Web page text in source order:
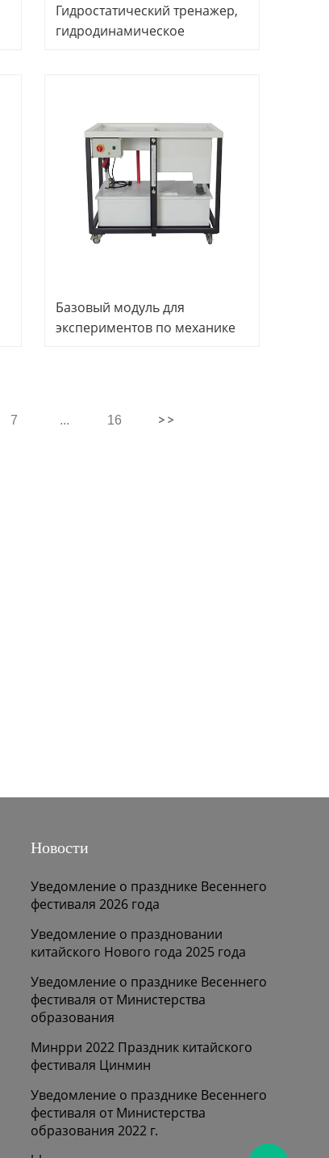
Гидростатический тренажер,
гидродинамическое
обучения
Базовый модуль для
экспериментов по механике
для профессионального
7 ... 16
Новости
Уведомление о празднике Весеннего
фестиваля 2026 года
Уведомление о праздновании
китайского Нового года 2025 года
Уведомление о празднике Весеннего
фестиваля от Министерства
образования
Минрри 2022 Праздник китайского
фестиваля Цинмин
Уведомление о празднике Весеннего
фестиваля от Министерства
образования 2022 г.